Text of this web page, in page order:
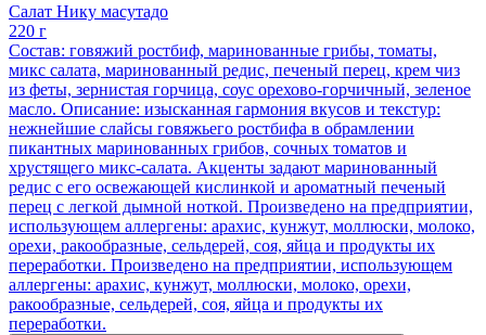
Салат Нику масутадо
220 г
Состав: говяжий ростбиф, маринованные грибы, томаты,
микс салата, маринованный редис, печеный перец, крем чиз
из феты, зернистая горчица, соус орехово-горчичный, зеленое
масло. Описание: изысканная гармония вкусов и текстур:
нежнейшие слайсы говяжьего ростбифа в обрамлении
пикантных маринованных грибов, сочных томатов и
хрустящего микс-салата. Акценты задают маринованный
редис с его освежающей кислинкой и ароматный печеный
перец с легкой дымной ноткой. Произведено на предприятии,
использующем аллергены: арахис, кунжут, моллюски, молоко,
орехи, ракообразные, сельдерей, соя, яйца и продукты их
переработки. Произведено на предприятии, использующем
аллергены: арахис, кунжут, моллюски, молоко, орехи,
ракообразные, сельдерей, соя, яйца и продукты их
переработки.